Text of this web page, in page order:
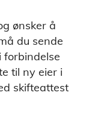
ønsker å
du sende
til ny eier i
skifteattest